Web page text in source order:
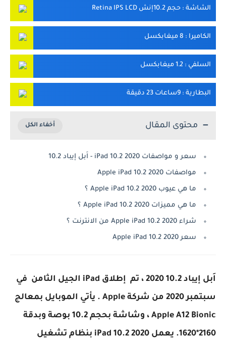
الشاشة : حجم 10.2إنش Retina IPS LCD
الكاميرا : 8 ميغابكسل
السلفي : 1.2 ميغابكسل
البطارية : 9ساعات 23 دقيقة
محتوى المقال
سعر و مواصفات iPad 10.2 2020 - اَبل إيباد 10.2
مواصفات Apple iPad 10.2 2020
ما هي عيوب Apple iPad 10.2 2020 ؟
ما هي مميزات Apple iPad 10.2 2020 ؟
شراء Apple iPad 10.2 2020 من الانترنت ؟
سعر Apple iPad 10.2 2020
اَبل إيباد 10.2 2020 ، تم إطلاق iPad الجيل الثامن في
سبتمبر 2020 من شركة Apple . يأتي الموبايل بمعالج
Apple A12 Bionic ، وشاشة بحجم 10.2 بوصة وبدقة
2160*1620. يعمل iPad 10.2 2020 بنظام تشغيل